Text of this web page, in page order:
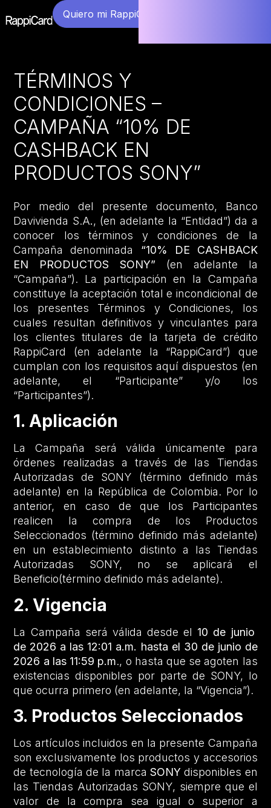
Quiero mi RappiCard
TÉRMINOS Y
CONDICIONES –
CAMPAÑA “10% DE
CASHBACK EN
PRODUCTOS SONY”
Por medio del presente documento, Banco
Davivienda S.A., (en adelante la “Entidad”) da a
conocer los términos y condiciones de la
Campaña denominada “10% DE CASHBACK
EN PRODUCTOS SONY” (en adelante la
“Campaña”). La participación en la Campaña
constituye la aceptación total e incondicional de
los presentes Términos y Condiciones, los
cuales resultan definitivos y vinculantes para
los clientes titulares de la tarjeta de crédito
RappiCard (en adelante la “RappiCard”) que
cumplan con los requisitos aquí dispuestos (en
adelante, el “Participante” y/o los
“Participantes”).
1. Aplicación
La Campaña será válida únicamente para
órdenes realizadas a través de las Tiendas
Autorizadas de SONY (término definido más
adelante) en la República de Colombia. Por lo
anterior, en caso de que los Participantes
realicen la compra de los Productos
Seleccionados (término definido más adelante)
en un establecimiento distinto a las Tiendas
Autorizadas SONY, no se aplicará el
Beneficio(término definido más adelante).
2. Vigencia
La Campaña será válida desde el 10 de junio
de 2026 a las 12:01 a.m. hasta el 30 de junio de
2026 a las 11:59 p.m., o hasta que se agoten las
existencias disponibles por parte de SONY, lo
que ocurra primero (en adelante, la “Vigencia”).
3. Productos Seleccionados
Los artículos incluidos en la presente Campaña
son exclusivamente los productos y accesorios
de tecnología de la marca SONYdisponibles en
las Tiendas Autorizadas SONY, siempre que el
valor de la compra sea igual o superior a